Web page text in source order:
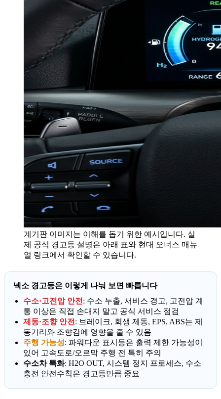
계기판 이미지는 이해를 돕기 위한 예시입니다. 실
제 공식 경고등 설명은 아래 표와 현대 오너스 매뉴
얼 링크에서 확인할 수 있습니다.
넥소 경고등은 이렇게 나눠 보면 빠릅니다
수소·고전압 안전 : 수소 누출, 서비스 경고, 고전압 계
통 이상은 직접 손대지 말고 공식 서비스 점검
제동·조향 안전 : 브레이크, 회생 제동, EPS, ABS는 제
동거리와 조향감에 영향을 줄 수 있음
주행 가능성: 파워다운 표시등은 출력 제한 가능성이
있어 고속도로/오르막 주행 전 특히 주의
수소차 특화: H2O OUT, 시스템 정지 프로세스, 수소
충전 안전수칙은 경고등만큼 중요